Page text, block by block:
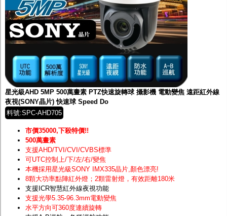
星光級AHD 5MP 500萬畫素 PTZ快速旋轉球 攝影機 電動變焦 遠距紅外線
夜視(SONY晶片) 快速球 Speed Do
料號:SPC-AHD705
市價35000,下殺特價!!
500萬畫素
支援AHD/TVI/CVI/CVBS標準
可UTC控制上/下/左/右/變焦
本機採用星光級SONY IMX335晶片,顏色漂亮!
8顆大功率點陣紅外燈；2顆雷射燈，有效距離180米
支援ICR智慧紅外線夜視功能
支援光學5.35-96.3mm電動變焦
水平方向可360度連續旋轉